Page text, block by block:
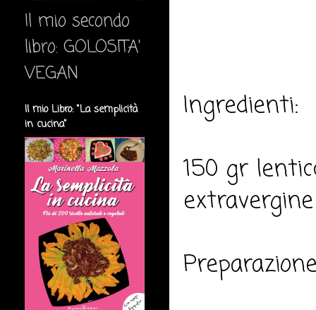
Ingredienti:
150 gr
Il mio secondo
libro: GOLOSITA'
VEGAN
Il mio Libro: "La semplicità
in cucina"